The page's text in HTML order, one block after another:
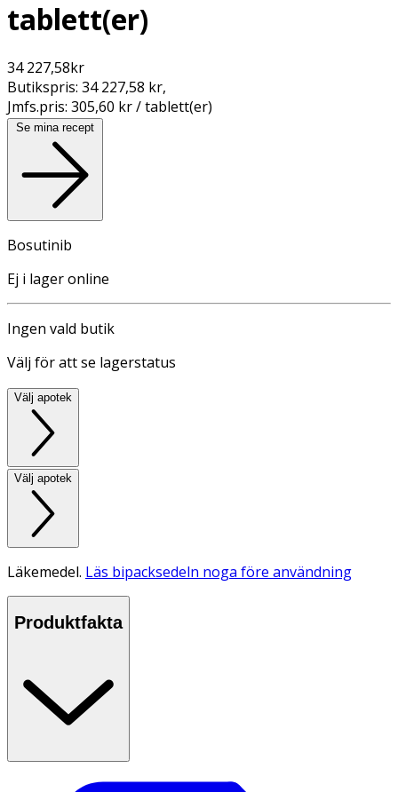
tablett(er)
34 227,58kr
Butikspris: 34 227,58 kr,
Jmfs.pris: 305,60 kr / tablett(er)
Se mina recept
Bosutinib
Ej i lager online
Ingen vald butik
Välj för att se lagerstatus
Välj apotek
Välj apotek
Läkemedel. Läs bipacksedeln noga före användning
Produktfakta